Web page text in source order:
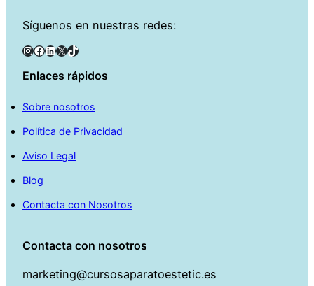
Síguenos en nuestras redes:
InstagramFacebook LinkedIn X TikTok
Enlaces rápidos
Sobre nosotros
Política de Privacidad
Aviso Legal
Blog
Contacta con Nosotros
Contacta con nosotros
marketing@cursosaparatoestetic.es